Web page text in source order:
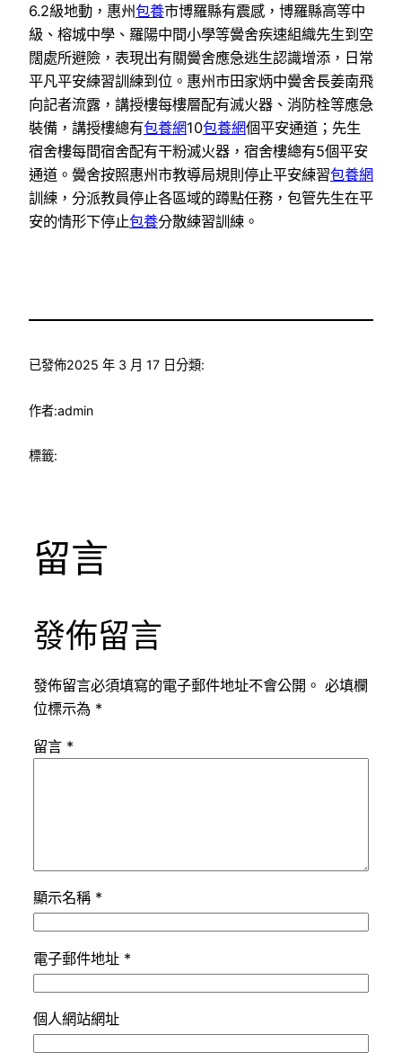
6.2級地動，惠州包養市博羅縣有震感，博羅縣高等中
級、榕城中學、羅陽中間小學等黌舍疾速組織先生到空
闊處所避險，表現出有關黌舍應急逃生認識增添，日常
平凡平安練習訓練到位。惠州市田家炳中黌舍長姜南飛
向記者流露，講授樓每樓層配有滅火器、消防栓等應急
裝備，講授樓總有包養網10包養網個平安通道；先生
宿舍樓每間宿舍配有干粉滅火器，宿舍樓總有5個平安
通道。黌舍按照惠州市教導局規則停止平安練習包養網
訓練，分派教員停止各區域的蹲點任務，包管先生在平
安的情形下停止包養分散練習訓練。
已發佈2025 年 3 月 17 日分類:
作者:admin
標籤:
留言
發佈留言
發佈留言必須填寫的電子郵件地址不會公開。 必填欄
位標示為 *
留言 *
顯示名稱 *
電子郵件地址 *
個人網站網址